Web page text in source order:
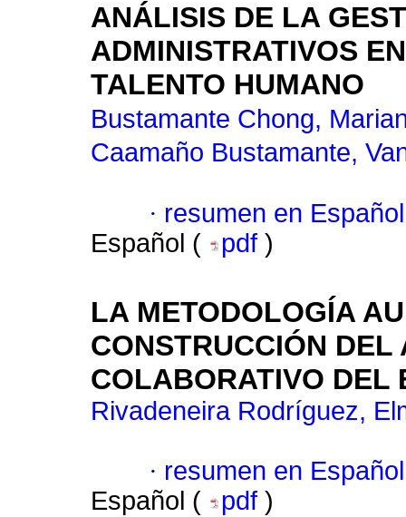
ANÁLISIS DE LA
ADMINISTRATIVOS
TALENTO HUMANO
Bustamante Chong,
Caamaño Bustamante,
· resumen en Español
Español (
pdf )
LA METODOLOGÍA
CONSTRUCCIÓN
COLABORATIVO DEL
Rivadeneira Rodríguez,
· resumen en Español
Español (
pdf )